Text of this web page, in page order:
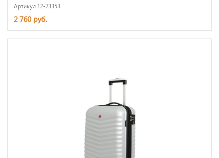
Артикул 12-73353
2 760 руб.